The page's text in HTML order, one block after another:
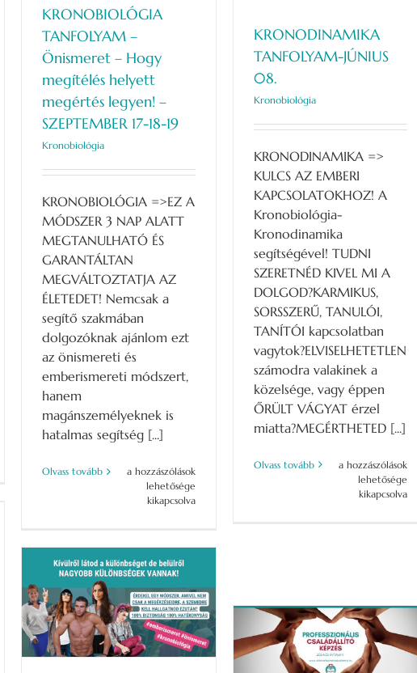
KRONOBIOLÓGIA
TANFOLYAM –
Önismeret – Hogy
megítélés helyett
megértés legyen! –
SZEPTEMBER 17-18-19
Kronobiológia
KRONOBIOLÓGIA =>EZ A
MÓDSZER 3 NAP ALATT
MEGTANULHATÓ ÉS
GARANTÁLTAN
MEGVÁLTOZTATJA AZ
ÉLETEDET! Nemcsak a
segítő szakmában
dolgozóknak ajánlom ezt
az önismereti és
emberismereti módszert,
hanem
magánszemélyeknek is
hatalmas segítség [...]
Olvass tovább
KRONOBIOLÓGIA
TANFOLYAM
megítélés
helyett
megértés
legyen!
–
SZEPTEMBER
17-
18-
a hozzászólások
lehetősége
kikapcsolva
KRONODINAMIKA
TANFOLYAM-JÚNIUS
08.
Kronobiológia
KRONODINAMIKA =>
KULCS AZ EMBERI
KAPCSOLATOKHOZ! A
Kronobiológia-
Kronodinamika
segítségével! TUDNI
SZERETNÉD KIVEL MI A
DOLGOD?KARMIKUS,
SORSSZERŰ, TANULÓI,
TANÍTÓI kapcsolatban
vagytok?ELVISELHETETLEN
számodra valakinek a
közelsége, vagy éppen
ŐRÜLT VÁGYAT érzel
miatta?MEGÉRTHETED [...]
Olvass tovább
KRONODINAMIKA
TANFOLYAM-
JÚNIUS
a hozzászólások
lehetősége
kikapcsolva
Családállító Tanfolyam –